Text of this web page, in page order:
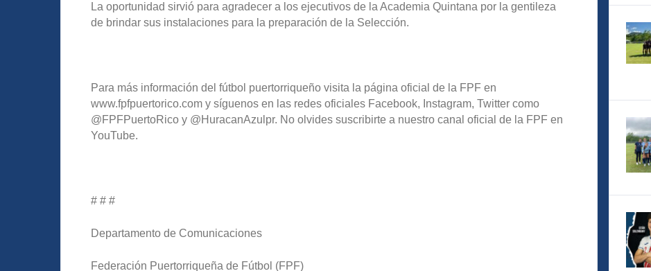
La oportunidad sirvió para agradecer a los ejecutivos de la Academia Quintana por la gentileza
de brindar sus instalaciones para la preparación de la Selección.
Para más información del fútbol puertorriqueño visita la página oficial de la FPF en
www.fpfpuertorico.com y síguenos en las redes oficiales Facebook, Instagram, Twitter como
@FPFPuertoRico y @HuracanAzulpr. No olvides suscribirte a nuestro canal oficial de la FPF en
YouTube.
# # #
Departamento de Comunicaciones
Federación Puertorriqueña de Fútbol (FPF)